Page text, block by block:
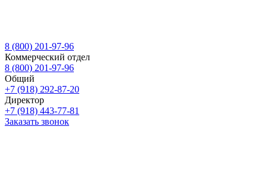
8 (800) 201-97-96
Коммерческий отдел
8 (800) 201-97-96
Общий
+7 (918) 292-87-20
Директор
+7 (918) 443-77-81
Заказать звонок